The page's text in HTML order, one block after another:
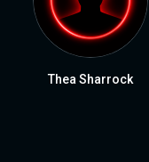
Thea Sharrock